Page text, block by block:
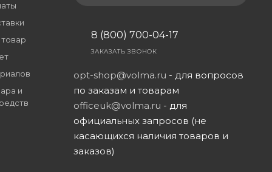
товар
и
8 (800) 700-04-17
ЗАКАЗАТЬ ЗВОНОК
opt-shop@volma.ru - для вопросов
по заказам и товарам
officeuk@volma.ru - для
официальных запросов (не
касающихся наличия товаров и
заказов)